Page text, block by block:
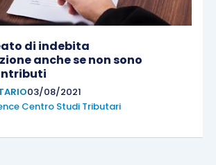
di indebita
anche se non sono
03/08/2021
Centro Studi Tributari